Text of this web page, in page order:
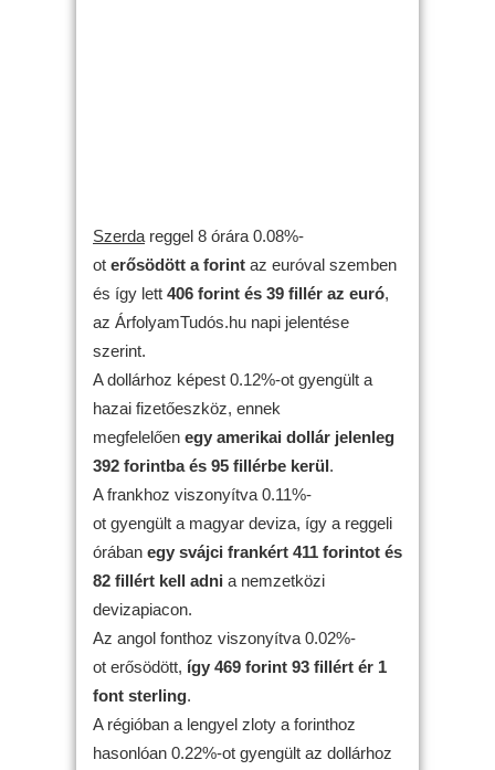
Szerda reggel 8 órára 0.08%-
ot erősödött a forint az euróval szemben
és így lett 406 forint és 39 fillér az euró,
az ÁrfolyamTudós.hu napi jelentése
szerint.
A dollárhoz képest 0.12%-ot gyengült a
hazai fizetőeszköz, ennek
megfelelően egy amerikai dollár jelenleg
392 forintba és 95 fillérbe kerül.
A frankhoz viszonyítva 0.11%-
ot gyengült a magyar deviza, így a reggeli
órában egy svájci frankért 411 forintot és
82 fillért kell adni a nemzetközi
devizapiacon.
Az angol fonthoz viszonyítva 0.02%-
ot erősödött, így 469 forint 93 fillért ér 1
font sterling.
A régióban a lengyel zloty a forinthoz
hasonlóan 0.22%-ot gyengült az dollárhoz